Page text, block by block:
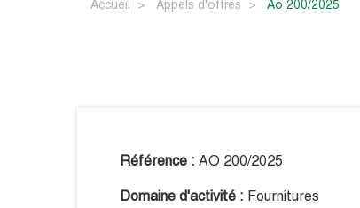
Accueil Appels d'offres ao 200/2025
Référence : AO 200/2025
Domaine d'activité : Fournitures